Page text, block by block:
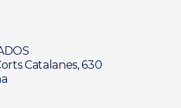
Catalanes, 630